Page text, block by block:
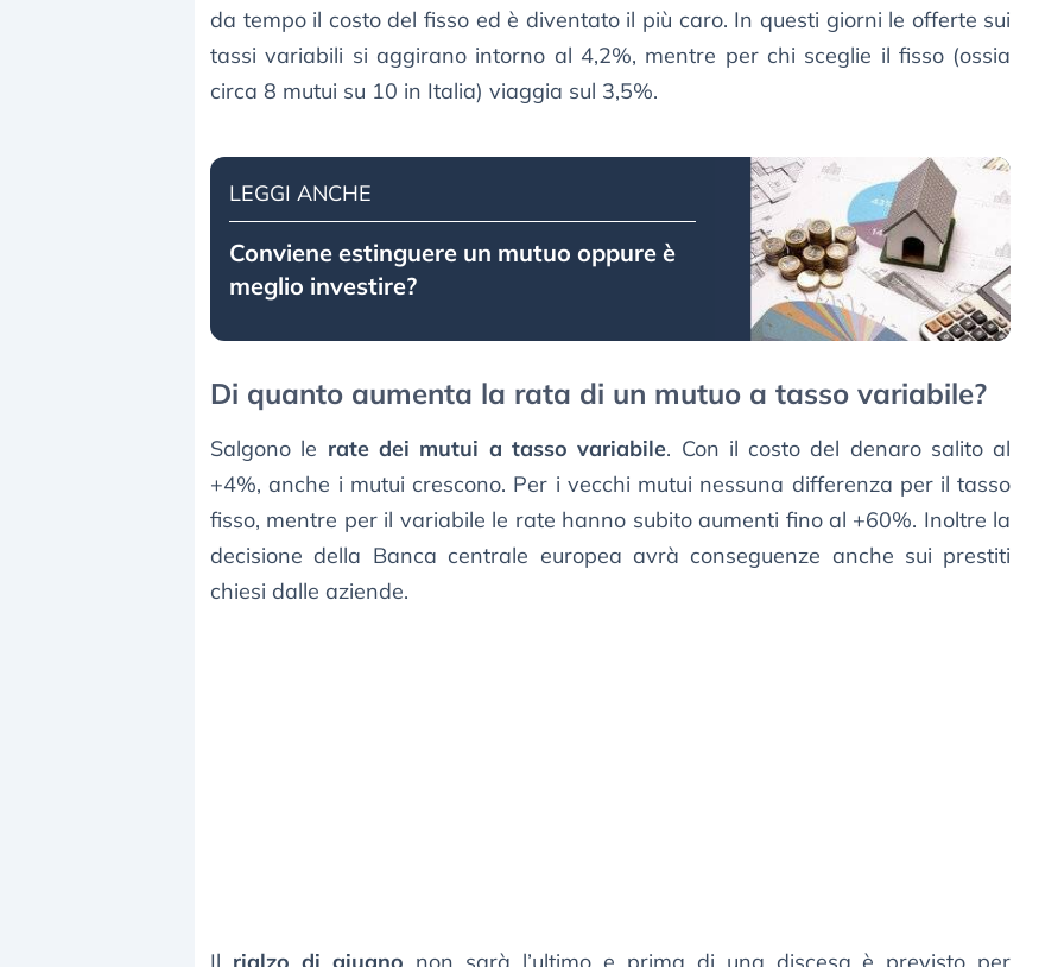
da tempo il costo del fisso ed è diventato il più caro. In questi giorni le offerte sui
tassi variabili si aggirano intorno al 4,2%, mentre per chi sceglie il fisso (ossia
circa 8 mutui su 10 in Italia) viaggia sul 3,5%.
LEGGI ANCHE
Conviene estinguere un mutuo oppure è
meglio investire?
Di quanto aumenta la rata di un mutuo a tasso variabile?
Salgono le rate dei mutui a tasso variabile. Con il costo del denaro salito al
+4%, anche i mutui crescono. Per i vecchi mutui nessuna differenza per il tasso
fisso, mentre per il variabile le rate hanno subito aumenti fino al +60%. Inoltre la
decisione della Banca centrale europea avrà conseguenze anche sui prestiti
chiesi dalle aziende.